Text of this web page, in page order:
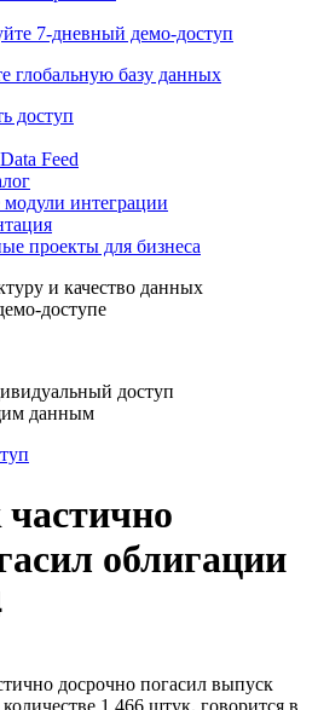
контрагента
7-дневный
глобальную базу данных
доступ
Feed
модули интеграции
доступе
данным